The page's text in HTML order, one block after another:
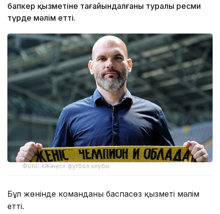
бапкер қызметіне тағайындалғаны туралы ресми
түрде мәлім етті.
Фото: «Жеңіс» футбол клубы
Бұл жөнінде команданың баспасөз қызметі мәлім
етті.